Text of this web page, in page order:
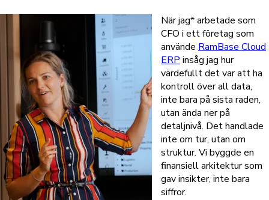
När jag* arbetade som
CFO i ett företag som
använde RamBase Cloud
ERP insåg jag hur
värdefullt det var att ha
kontroll över all data,
inte bara på sista raden,
utan ända ner på
detaljnivå. Det handlade
inte om tur, utan om
struktur. Vi byggde en
finansiell arkitektur som
gav insikter, inte bara
siffror.